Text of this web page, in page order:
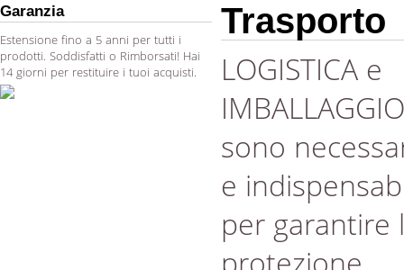
Garanzia
Estensione fino a 5 anni per tutti i
prodotti. Soddisfatti o Rimborsati! Hai
14 giorni per restituire i tuoi acquisti.
Trasporto
LOGISTICA e
IMBALLAGGIO
sono
e
per garantire